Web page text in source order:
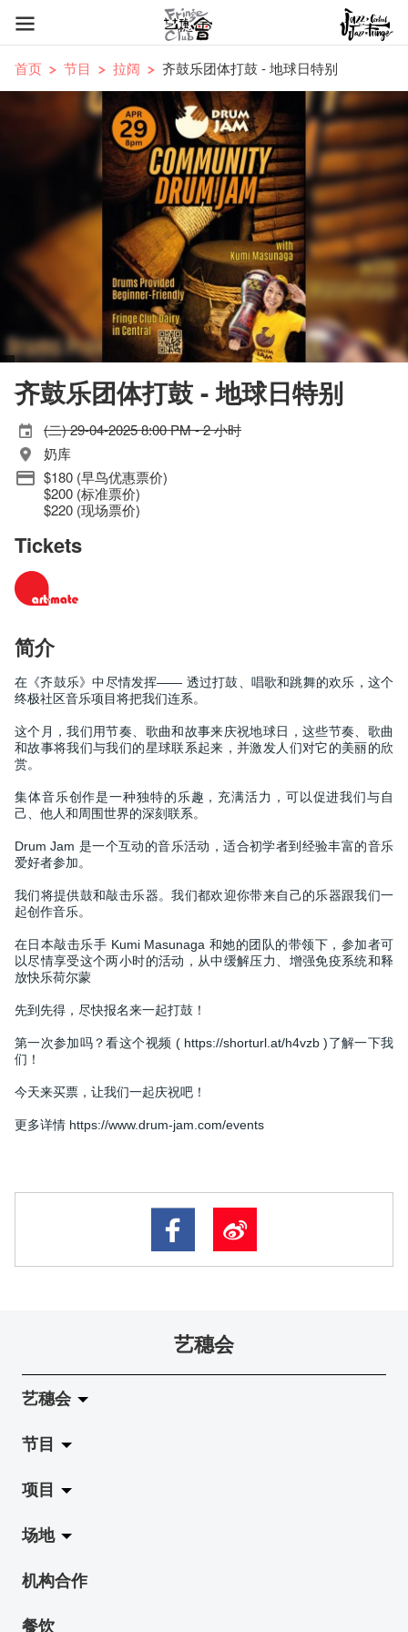
首页 节目 拉阔 齐鼓乐团体打鼓 - 地球日特别
齐鼓乐团体打鼓 - 地球日特别
(二) 29-04-2025 8:00 PM - 2 小时
奶库
$180 (早鸟优惠票价)
$200 (标准票价)
$220 (现场票价)
Tickets
简介
在《齐鼓乐》中尽情发挥—— 透过打鼓、唱歌和跳舞的欢乐，这个
终极社区音乐项目将把我们连系。
这个月，我们用节奏、歌曲和故事来庆祝地球日，这些节奏、歌曲
和故事将我们与我们的星球联系起来，并激发人们对它的美丽的欣
赏。
集体音乐创作是一种独特的乐趣，充满活力，可以促进我们与自
己、他人和周围世界的深刻联系。
Drum Jam 是一个互动的音乐活动，适合初学者到经验丰富的音乐
爱好者参加。
我们将提供鼓和敲击乐器。我们都欢迎你带来自己的乐器跟我们一
起创作音乐。
在日本敲击乐手 Kumi Masunaga 和她的团队的带领下，参加者可
以尽情享受这个两小时的活动，从中缓解压力、增强免疫系统和释
放快乐荷尔蒙
先到先得，尽快报名来一起打鼓！
第一次参加吗？看这个视频 ( https://shorturl.at/h4vzb )了解一下我
们！
今天来买票，让我们一起庆祝吧！
更多详情 https://www.drum-jam.com/events
艺穗会
艺穗会
关于艺穗会
艺穗会的演化
使命与宗旨
艺穗会架构
档案库
节目
拉阔
展览
演出
活动
项目
Jazz-Go-Central, Jazz-Go-Fringe
LPL
2015-16 艺术场地资助计划
场地
陈丽玲划廊
奶库
机构合作
餐饮